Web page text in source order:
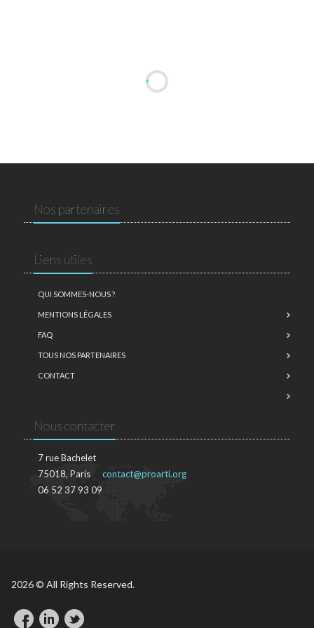
Nos partenaires
Liens utiles
QUI SOMMES-NOUS ?
MENTIONS LÉGALES
FAQ
TOUS NOS PARTENAIRES
CONTACT
Nous contacter
7 rue Bachelet
75018, Paris
06 52 37 93 09
contact@proarti.org
2026 © All Rights Reserved.